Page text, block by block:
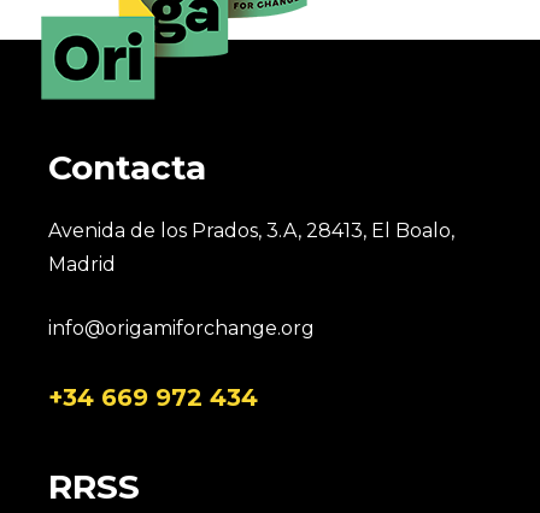
Contacta
Avenida de los Prados, 3.A, 28413, El Boalo,
Madrid
info@origamiforchange.org
+34 669 972 434
RRSS